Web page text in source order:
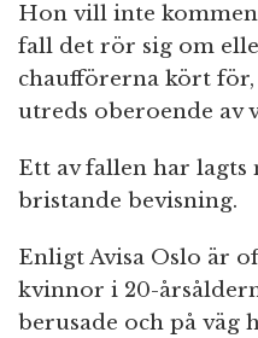
Hon vill inte
fall det rör sig om
chaufförerna kört
utreds oberoende av
Ett av fallen har lagts
bristande bevisning.
Enligt Avisa Oslo är
kvinnor i 20-
berusade och på väg